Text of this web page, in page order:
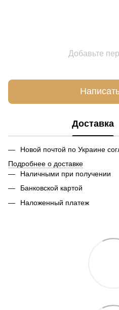
Добавьте
Доставка
Новой почтой по Украине
Подробнее о доставке
Наличными при получении
Банковской картой
Наложенный платеж